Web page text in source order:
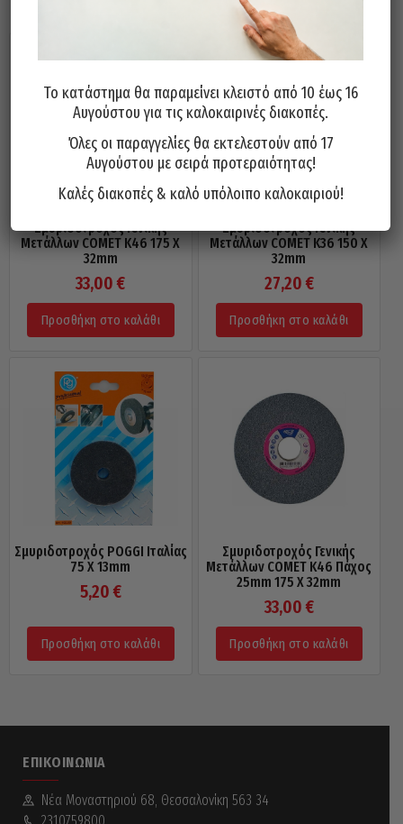
Σμυριδοτροχός Γενικής
Μετάλλων COMET Κ46 175 X
32mm
33,00€
Προσθήκη στο καλάθι
Σμυριδοτροχός Γενικής
Μετάλλων COMET Κ36 150 X
32mm
27,20 €
Προσθήκη στο καλάθι
Σμυριδοτροχός POGGI Ιταλίας
75 X 13mm
5,20 €
Προσθήκη στο καλάθι
Σμυριδοτροχός Γενικής
Μετάλλων COMET Κ46 Πάχος
25mm 175 X 32mm
33,00 €
Προσθήκη στο καλάθι
ΕΠΙΚΟΙΝΩΝΊΑ
Νέα Mοναστηριού 68, Θεσσαλονίκη 563 34
Το κατάστημα θα παραμείνει κλειστό από 10 έως 16
Αυγούστου για τις καλοκαιρινές διακοπές.
Όλες οι παραγγελίες θα εκτελεστούν από 17
Αυγούστου με σειρά προτεραιότητας!
Καλές διακοπές & καλό υπόλοιπο καλοκαιριού!